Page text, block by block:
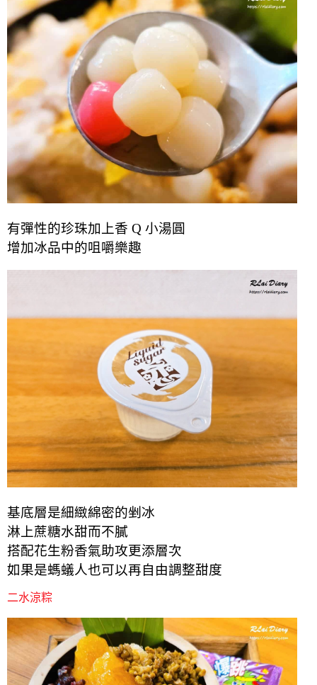
有彈性的珍珠加上香 Q 小湯圓
增加冰品中的咀嚼樂趣
基底層是細緻綿密的剉冰
淋上蔗糖水甜而不膩
搭配花生粉香氣助攻更添層次
如果是螞蟻人也可以再自由調整甜度
二水涼粽